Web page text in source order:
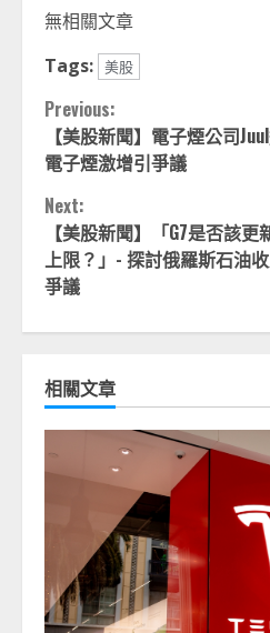
無相關文章
Tags: 美股
Continue
Reading
Previous:
【美股新聞】電子煙公司
電子煙激增引爭議
Next:
【美股新聞】「G7是否該
上限？」- 探討俄羅斯石油
爭議
相關文章